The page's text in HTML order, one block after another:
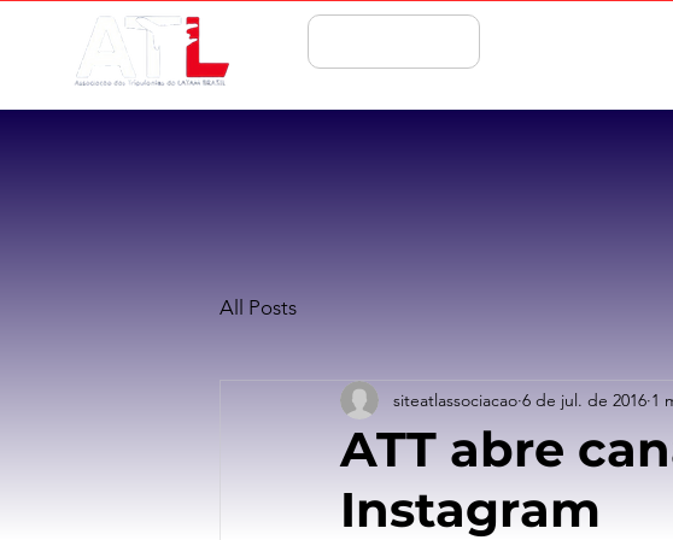
All Posts
ATT abre
Instagram
siteatlassociacao 6 de jul. de 2016 1